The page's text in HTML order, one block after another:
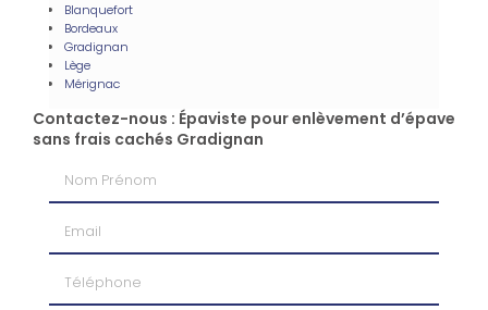
Blanquefort
Bordeaux
Gradignan
Lège
Mérignac
Contactez-nous : Épaviste pour enlèvement d’épave
sans frais cachés Gradignan